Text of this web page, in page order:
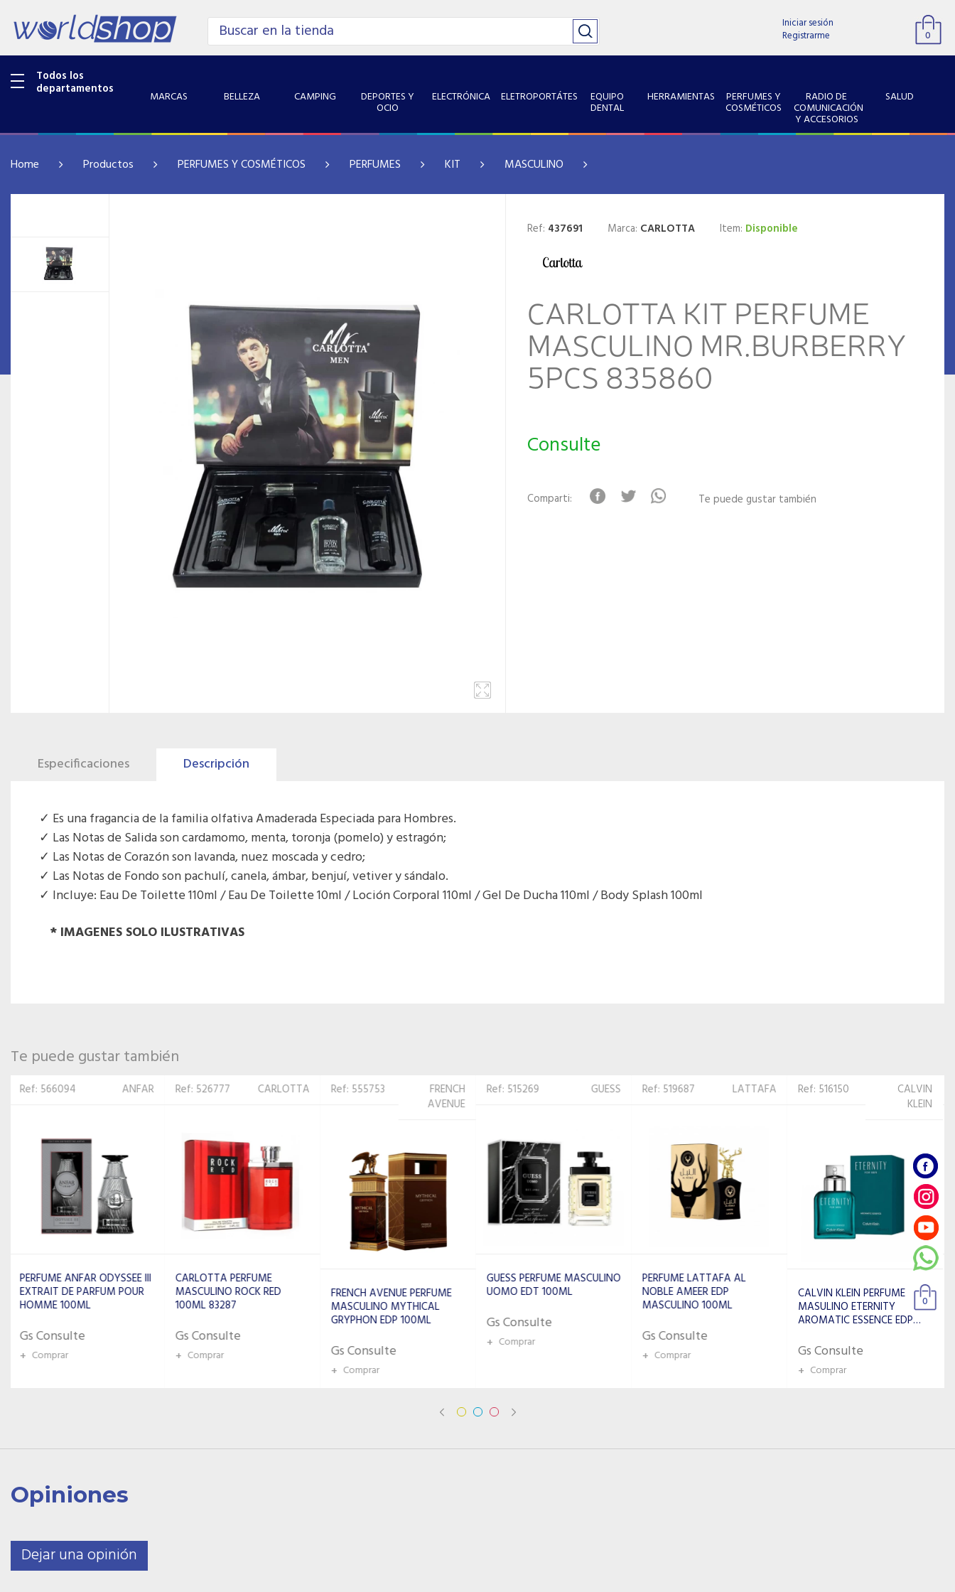
Iniciar sesión
Registrarme
0
Todos los
departamentos MARCAS BELLEZA CAMPING DEPORTES Y
OCIO
ELECTRÓNICA ELETROPORTÁTES EQUIPO
DENTAL
HERRAMIENTAS PERFUMES Y
COSMÉTICOS
RADIO DE
COMUNICACIÓN
Y ACCESORIOS
SALUD
Home Productos PERFUMES Y COSMÉTICOS PERFUMES KIT MASCULINO
Ref: 437691 Marca: CARLOTTA Item: Disponible
CARLOTTA KIT PERFUME
MASCULINO MR.BURBERRY
5PCS 835860
Consulte
Comparti: Te puede gustar también
Especificaciones Descripción
Es una fragancia de la familia olfativa Amaderada Especiada para Hombres.
Las Notas de Salida son cardamomo, menta, toronja (pomelo) y estragón;
Las Notas de Corazón son lavanda, nuez moscada y cedro;
Las Notas de Fondo son pachulí, canela, ámbar, benjuí, vetiver y sándalo.
Incluye: Eau De Toilette 110ml / Eau De Toilette 10ml / Loción Corporal 110ml / Gel De Ducha 110ml / Body Splash 100ml
* IMAGENES SOLO ILUSTRATIVAS
Te puede gustar también
Ref: 526777 CARLOTTA
CARLOTTA PERFUME
MASCULINO ROCK RED
100ML 83287
Gs Consulte
+ Comprar
Ref: 555753
FRENCH
FRENCH AVENUE PERFUME
MASCULINO MYTHICAL
Gs Consulte
Ref: 515269 GUESS
UOMO EDT 100ML
Gs Consulte
+ Comprar
Ref: 519687 LATTAFA
PERFUME LATTAFA AL
NOBLE AMEER EDP
Gs Consulte
Ref: 516150
CALVIN
CALVIN KLEIN PERFUME
MASULINO ETERNITY
50ML
Gs Consulte
Ref: 344180 FLAVIA
MASCULINO SOLIDOS POUR
HOMME 100ML
+ Comprar
Opiniones
Dejar una opinión
0